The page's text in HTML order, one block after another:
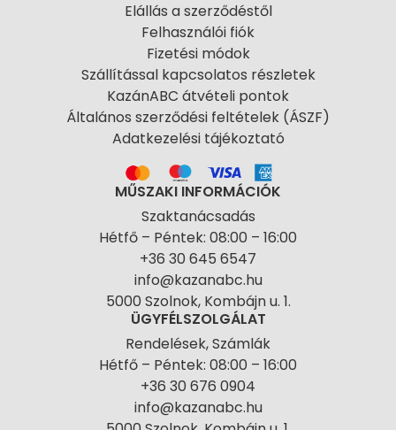
Elállás a szerződéstől
Felhasználói fiók
Fizetési módok
Szállítással kapcsolatos részletek
KazánABC átvételi pontok
Általános szerződési feltételek (ÁSZF)
Adatkezelési tájékoztató
MŰSZAKI INFORMÁCIÓK
Szaktanácsadás
Hétfő – Péntek: 08:00 – 16:00
+36 30 645 6547
info@kazanabc.hu
5000 Szolnok, Kombájn u. 1.
ÜGYFÉLSZOLGÁLAT
Rendelések, Számlák
Hétfő – Péntek: 08:00 – 16:00
+36 30 676 0904
info@kazanabc.hu